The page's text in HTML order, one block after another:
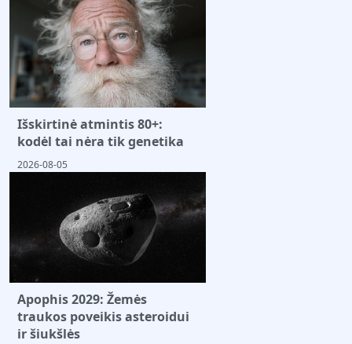
Išskirtinė atmintis 80+:
kodėl tai nėra tik genetika
2026-08-05
Apophis 2029: Žemės
traukos poveikis asteroidui
ir šiukšlės